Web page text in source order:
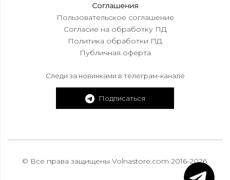
Соглашения
Пользовательское соглашение
Согласие на обработку ПД
Политика обработки ПД
Публичная оферта
Следи за новинками в телеграм-канале
Подписаться
© Все права защищены Volnastore.com 2016-2026.